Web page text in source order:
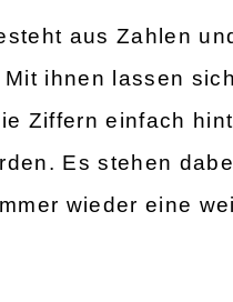
aus Zahlen
ihnen lassen
Ziffern einfach
Es stehen
wieder eine